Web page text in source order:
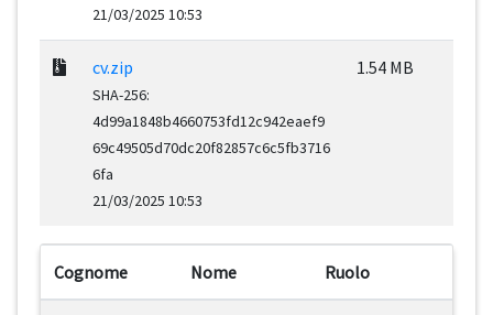
21/03/2025 10:53
cv.zip
SHA-256:
4d99a1848b4660753fd12c942eaef9
69c49505d70dc20f82857c6c5fb3716
6fa
21/03/2025 10:53
1.54 MB
Cognome Nome Ruolo